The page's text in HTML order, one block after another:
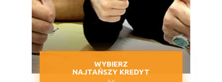
WYBIERZ
NAJTAŃSZY KREDYT